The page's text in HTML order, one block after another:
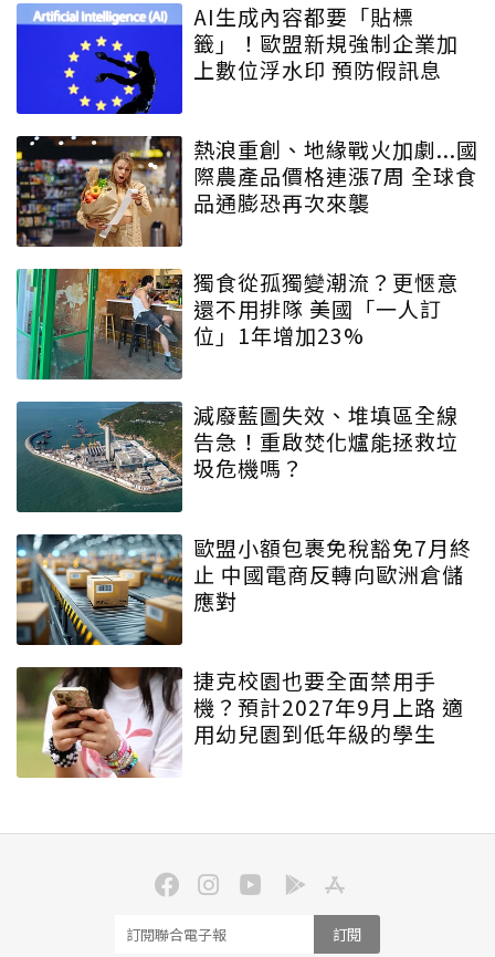
AI生成內容都要「貼標
籤」！歐盟新規強制企業加
上數位浮水印 預防假訊息
熱浪重創、地緣戰火加劇...國
際農產品價格連漲7周 全球食
品通膨恐再次來襲
獨食從孤獨變潮流？更愜意
還不用排隊 美國「一人訂
位」1年增加23%
減廢藍圖失效、堆填區全線
告急！重啟焚化爐能拯救垃
圾危機嗎？
歐盟小額包裹免稅豁免7月終
止 中國電商反轉向歐洲倉儲
應對
捷克校園也要全面禁用手
機？預計2027年9月上路 適
用幼兒園到低年級的學生
訂閱